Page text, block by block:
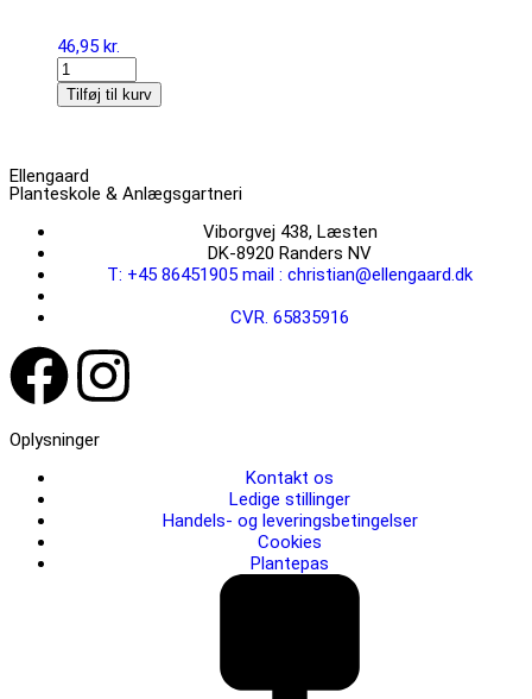
46,95 kr.
Tilføj til kurv
Ellengaard
Planteskole & Anlægsgartneri
Viborgvej 438, Læsten
DK-8920 Randers NV
T: +45 86451905 mail : christian@ellengaard.dk
CVR. 65835916
Oplysninger
Kontakt os
Ledige stillinger
Handels- og leveringsbetingelser
Cookies
Plantepas